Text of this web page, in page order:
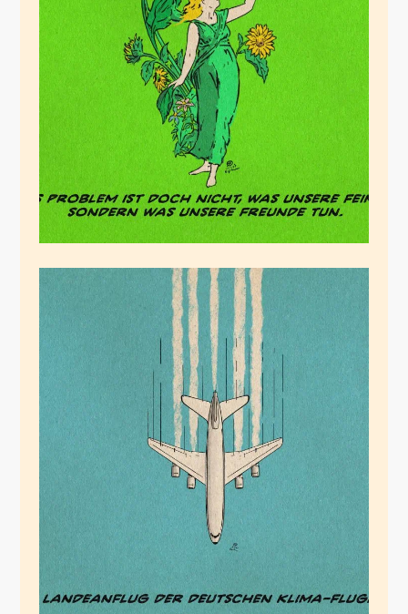
Die problematischen
Freunde
November 15, 2025
Vertikaler
Landeanflug
November 14, 2025